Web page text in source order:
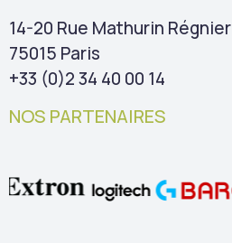
14-20 Rue Mathurin Régnier
75015 Paris
+33 (0)2 34 40 00 14
NOS PARTENAIRES